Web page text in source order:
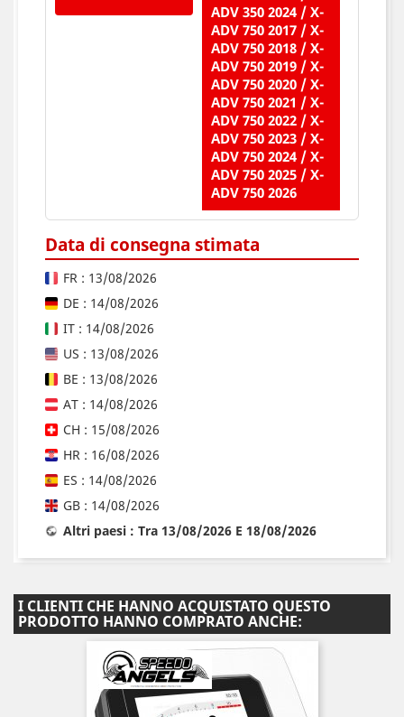
ADV 350 2024 / X-
ADV 750 2017 / X-
ADV 750 2018 / X-
ADV 750 2019 / X-
ADV 750 2020 / X-
ADV 750 2021 / X-
ADV 750 2022 / X-
ADV 750 2023 / X-
ADV 750 2024 / X-
ADV 750 2025 / X-
ADV 750 2026
Data di consegna stimata
FR : 13/08/2026
DE : 14/08/2026
IT : 14/08/2026
US : 13/08/2026
BE : 13/08/2026
AT : 14/08/2026
CH : 15/08/2026
HR : 16/08/2026
ES : 14/08/2026
GB : 14/08/2026
Altri paesi : Tra 13/08/2026 E 18/08/2026
I CLIENTI CHE HANNO ACQUISTATO QUESTO
PRODOTTO HANNO COMPRATO ANCHE: